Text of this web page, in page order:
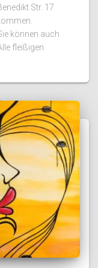
Str. 17
können auch
fleißigen